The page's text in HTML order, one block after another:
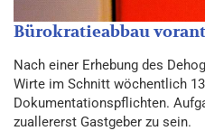
Bürokratieabbau
Nach einer Erhebung des
Wirte im Schnitt wöchentlich
Dokumentationspflichten.
zuallererst Gastgeber zu sein.